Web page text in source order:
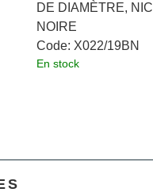
DE DIAMÈTRE,
NOIRE
Code: X022/19BN
En stock